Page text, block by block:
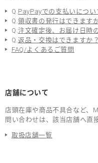
Q.PayPayでの支払いについ
Q.領収書の発行はできます
Q.注文確定後、お届け日時
Q.返品・交換はできますか？
FAQ/よくあるご質問
店舗について
店頭在庫や商品不具合など、
問い合わせは、該当店舗へ直
取扱店舗一覧